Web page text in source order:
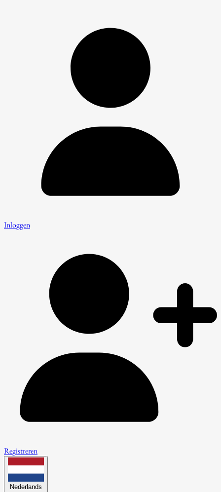
Inloggen
Registreren
Nederlands